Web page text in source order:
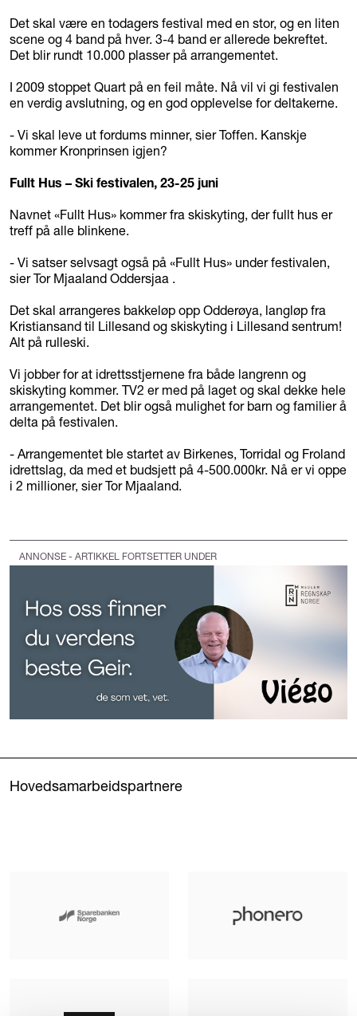
Det skal være en todagers festival med en stor, og en liten
scene og 4 band på hver. 3-4 band er allerede bekreftet.
Det blir rundt 10.000 plasser på arrangementet.
I 2009 stoppet Quart på en feil måte. Nå vil vi gi festivalen
en verdig avslutning, og en god opplevelse for deltakerne.
- Vi skal leve ut fordums minner, sier Toffen. Kanskje
kommer Kronprinsen igjen?
Fullt Hus – Ski festivalen, 23-25 juni
Navnet «Fullt Hus» kommer fra skiskyting, der fullt hus er
treff på alle blinkene.
- Vi satser selvsagt også på «Fullt Hus» under festivalen,
sier Tor Mjaaland Oddersjaa .
Det skal arrangeres bakkeløp opp Odderøya, langløp fra
Kristiansand til Lillesand og skiskyting i Lillesand sentrum!
Alt på rulleski.
Vi jobber for at idrettsstjernene fra både langrenn og
skiskyting kommer. TV2 er med på laget og skal dekke hele
arrangementet. Det blir også mulighet for barn og familier å
delta på festivalen.
- Arrangementet ble startet av Birkenes, Torridal og Froland
idrettslag, da med et budsjett på 4-500.000kr. Nå er vi oppe
i 2 millioner, sier Tor Mjaaland.
ANNONSE - ARTIKKEL FORTSETTER UNDER
Hovedsamarbeidspartnere